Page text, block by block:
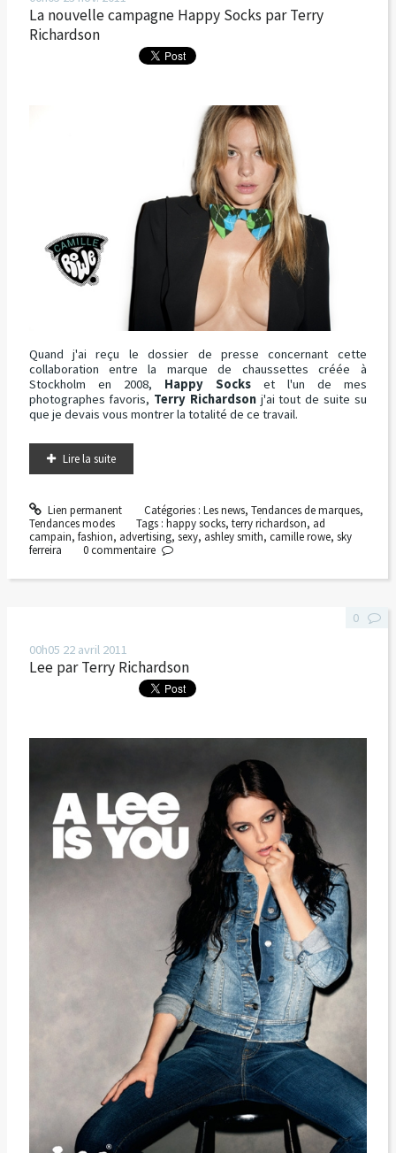
La nouvelle campagne Happy Socks par Terry
Richardson
Quand j'ai reçu le dossier de presse concernant cette
collaboration entre la marque de chaussettes créée à
Stockholm en 2008, Happy Sockset l'un de mes
photographes favoris, Terry Richardsonj'ai tout de suite su
que je devais vous montrer la totalité de ce travail.
Lire la suite
Lien permanent Catégories : Les news, Tendances de marques,
Tendances modes
Tags :happy socks,terry richardson, ad
campain, fashion, advertising, sexy, ashley smith, camille rowe, sky
ferreira
0commentaire
00h05 22 avril 2011
Lee par Terry Richardson
0